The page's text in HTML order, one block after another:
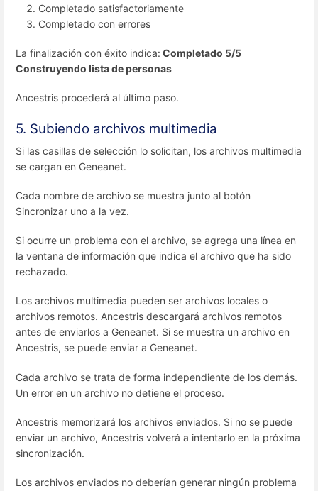
Completado satisfactoriamente
Completado con errores
La finalización con éxito indica: Completado 5/5
Construyendo lista de personas
Ancestris procederá al último paso.
5. Subiendo archivos multimedia
Si las casillas de selección lo solicitan, los archivos multimedia
se cargan en Geneanet.
Cada nombre de archivo se muestra junto al botón
Sincronizar uno a la vez.
Si ocurre un problema con el archivo, se agrega una línea en
la ventana de información que indica el archivo que ha sido
rechazado.
Los archivos multimedia pueden ser archivos locales o
archivos remotos. Ancestris descargará archivos remotos
antes de enviarlos a Geneanet. Si se muestra un archivo en
Ancestris, se puede enviar a Geneanet.
Cada archivo se trata de forma independiente de los demás.
Un error en un archivo no detiene el proceso.
Ancestris memorizará los archivos enviados. Si no se puede
enviar un archivo, Ancestris volverá a intentarlo en la próxima
sincronización.
Los archivos enviados no deberían generar ningún problema